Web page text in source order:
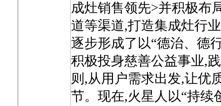
成灶销售领先>并积极布
道等渠道,打造集成灶行
逐步形成了以“德治、德
积极投身慈善公益事业,
则,从用户需求出发,让优
节。现在,火星人以“持续